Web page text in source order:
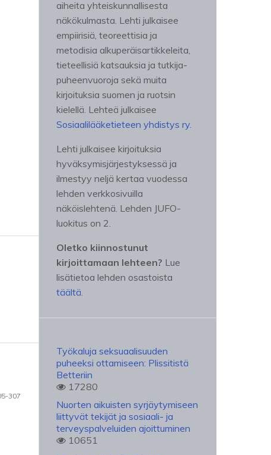
307
aiheita yhteiskunnallisesta
näkökulmasta. Lehti julkaisee
empiirisiä, teoreettisia ja
metodisia alkuperäisartikkeleita,
tieteellisiä katsauksia ja tutkija-
puheenvuoroja sekä muita
kirjoituksia suomen ja ruotsin
kielellä. Lehteä julkaisee
Sosiaalilääketieteen yhdistys ry.
Lehti julkaisee kirjoituksia
hyväksymisjärjestyksessä ja
ilmestyy neljä kertaa vuodessa
lehden verkkosivuilla
näköislehtenä. Lehden JUFO-
luokitus on 2.
Oletko kiinnostunut
kirjoittamaan lehteen? Lue
lisätietoa lehden osastoista
täältä.
Työkaluja seksuaalisuuden
puheeksi ottamiseen: Plissitistä
Betteriin
17280
Nuorten aikuisten syrjäytymiseen
liittyvät tekijät ja sosiaali- ja
terveyspalveluiden ajoittuminen
10651